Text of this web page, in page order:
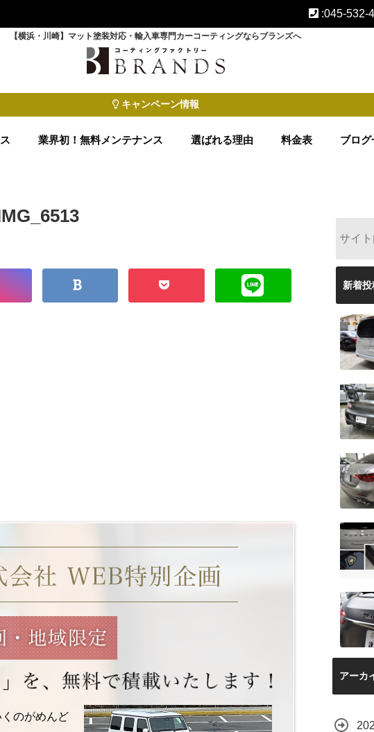
:045-532-
【横浜・川崎】マット塗装対応・輸入車専門カーコーティングならブランズへ
キャンペーン情報
業界初！無料メンテナンス 選ばれる理由 料金表 ブログ
のがめんど
新着投
アーカ